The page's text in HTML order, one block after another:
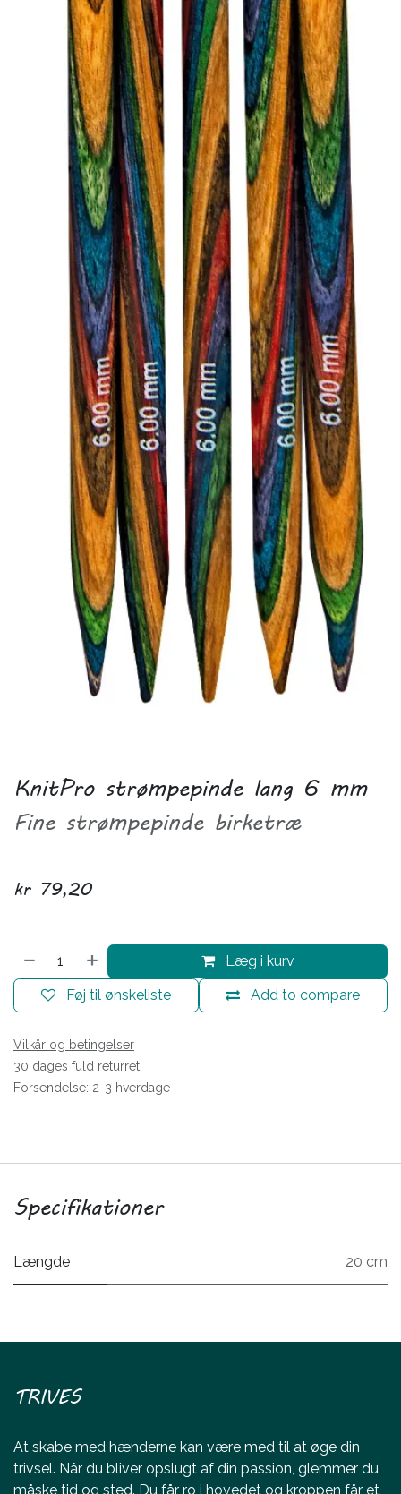
KnitPro strømpepinde lang 6 mm
Fine strømpepinde birketræ
kr 79,20
Læg i kurv
Add to compare
Føj til ønskeliste
Vilkår og betingelser
30 dages fuld returret
Forsendelse: 2-3 hverdage
Specifikationer
Længde 20 cm
TRIVES
At skabe med hænderne kan være med til at øge din
trivsel. Når du bliver opslugt af din passion, glemmer du
måske tid og sted. Du får ro i hovedet og kroppen får et